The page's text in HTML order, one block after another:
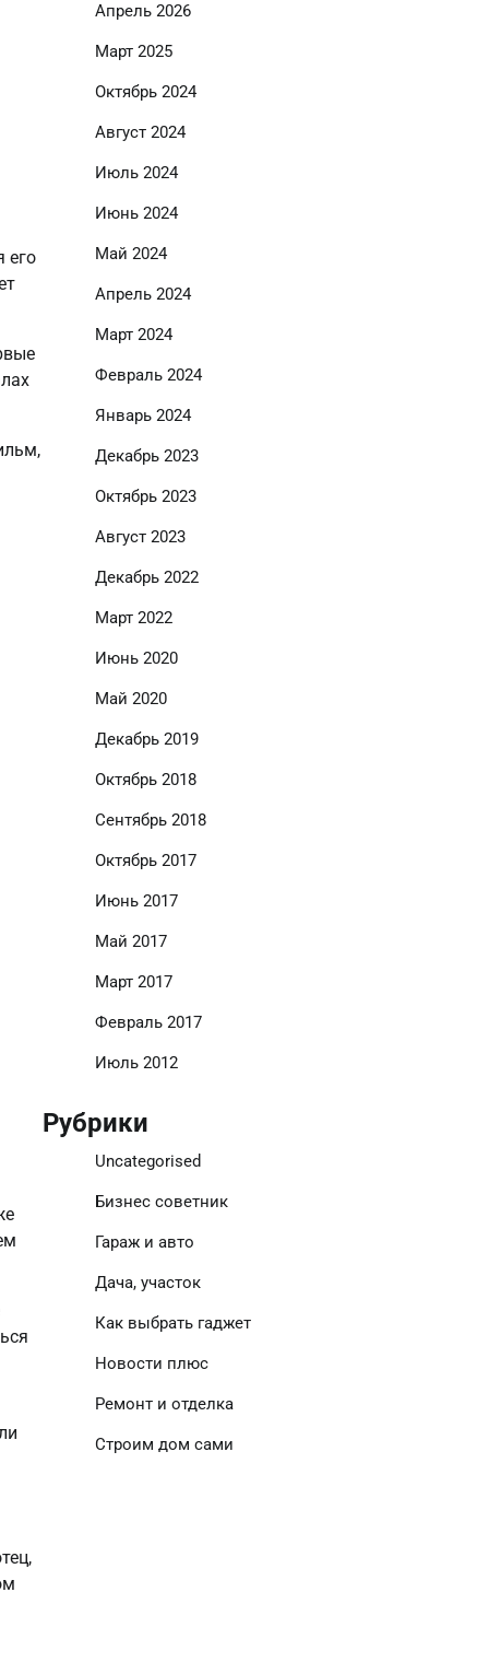
его
Апрель 2026
Март 2025
Октябрь 2024
Август 2024
Июль 2024
Июнь 2024
Май 2024
Апрель 2024
Март 2024
Февраль 2024
Январь 2024
Декабрь 2023
Октябрь 2023
Август 2023
Декабрь 2022
Март 2022
Июнь 2020
Май 2020
Декабрь 2019
Октябрь 2018
Сентябрь 2018
Октябрь 2017
Июнь 2017
Май 2017
Март 2017
Февраль 2017
Июль 2012
Рубрики
Uncategorised
Бизнес советник
Гараж и авто
Дача, участок
Как выбрать гаджет
Новости плюс
Ремонт и отделка
Строим дом сами